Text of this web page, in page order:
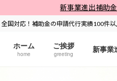
新事業進出補助
全国対応！補助金の申請代行実績100件
ホーム
home
ご挨拶
greeting 新事業